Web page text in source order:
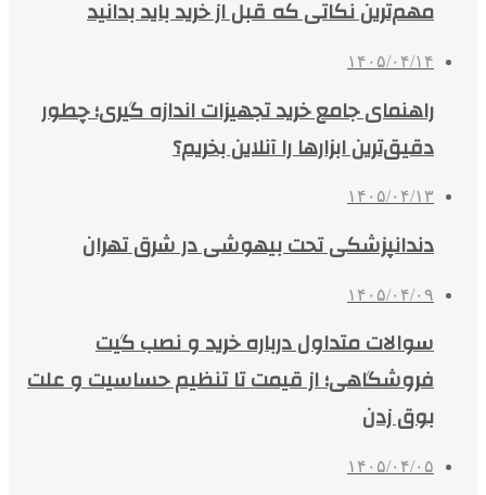
مهم‌ترین نکاتی که قبل از خرید باید بدانید
۱۴۰۵/۰۴/۱۴
راهنمای جامع خرید تجهیزات اندازه گیری؛ چطور
دقیق‌ترین ابزارها را آنلاین بخریم؟
۱۴۰۵/۰۴/۱۳
دندانپزشکی تحت بیهوشی در شرق تهران
۱۴۰۵/۰۴/۰۹
سوالات متداول درباره خرید و نصب گیت
فروشگاهی؛ از قیمت تا تنظیم حساسیت و علت
بوق زدن
۱۴۰۵/۰۴/۰۵